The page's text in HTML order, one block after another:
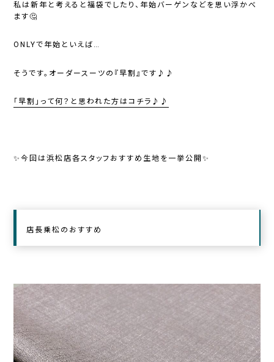
私は新年と考えると福袋でしたり、年始バーゲンなどを思い浮かべ
ます🤔
ONLYで年始 といえば…
そうです。オーダースーツの 『早割』です♪♪
「早割」って何？と思われた方はコチラ♪♪
✨今回は浜松店各スタッフおすすめ生地を一挙公開✨
店長乗松のおすすめ